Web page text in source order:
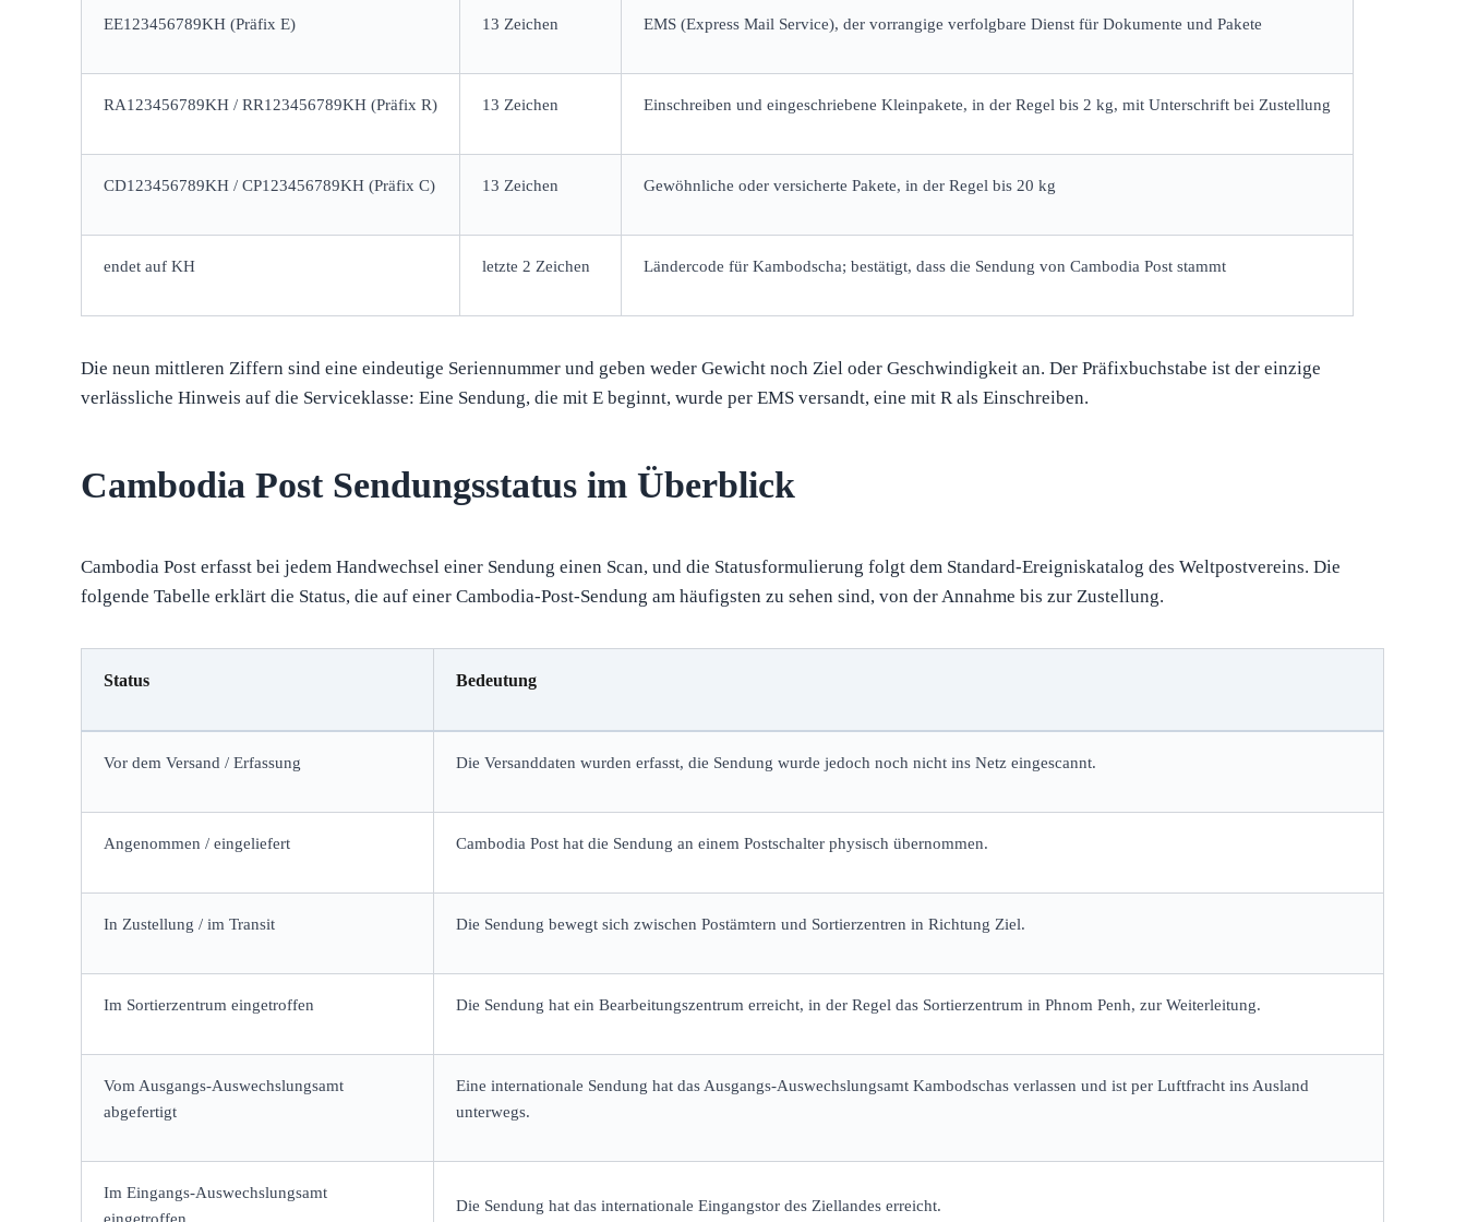
EE123456789KH (Präfix E) 13 Zeichen EMS (Express Mail Service), der vorrangige verfolgbare Dienst für Dokumente und Pakete
RA123456789KH / RR123456789KH (Präfix R) 13 Zeichen Einschreiben und eingeschriebene Kleinpakete, in der Regel bis 2 kg, mit Unterschrift bei Zustellung
CD123456789KH / CP123456789KH (Präfix C) 13 Zeichen Gewöhnliche oder versicherte Pakete, in der Regel bis 20 kg
endet auf KH letzte 2 Zeichen Ländercode für Kambodscha; bestätigt, dass die Sendung von Cambodia Post stammt
Die neun mittleren Ziffern sind eine eindeutige Seriennummer und geben weder Gewicht noch Ziel oder Geschwindigkeit an. Der Präfixbuchstabe ist der einzige
verlässliche Hinweis auf die Serviceklasse: Eine Sendung, die mit E beginnt, wurde per EMS versandt, eine mit R als Einschreiben.
Cambodia Post Sendungsstatus im Überblick
Cambodia Post erfasst bei jedem Handwechsel einer Sendung einen Scan, und die Statusformulierung folgt dem Standard-Ereigniskatalog des Weltpostvereins. Die
folgende Tabelle erklärt die Status, die auf einer Cambodia-Post-Sendung am häufigsten zu sehen sind, von der Annahme bis zur Zustellung.
Status Bedeutung
Vor dem Versand / Erfassung Die Versanddaten wurden erfasst, die Sendung wurde jedoch noch nicht ins Netz eingescannt.
Angenommen / eingeliefert Cambodia Post hat die Sendung an einem Postschalter physisch übernommen.
In Zustellung / im Transit Die Sendung bewegt sich zwischen Postämtern und Sortierzentren in Richtung Ziel.
Im Sortierzentrum eingetroffen Die Sendung hat ein Bearbeitungszentrum erreicht, in der Regel das Sortierzentrum in Phnom Penh, zur Weiterleitung.
Vom Ausgangs-Auswechslungsamt
abgefertigt
Eine internationale Sendung hat das Ausgangs-Auswechslungsamt Kambodschas verlassen und ist per Luftfracht ins Ausland
unterwegs.
Im Eingangs-Auswechslungsamt
Die Sendung hat das internationale Eingangstor des Ziellandes erreicht.